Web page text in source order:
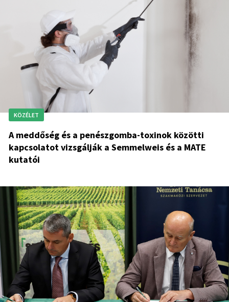
KÖZÉLET
A meddőség és a penészgomba-toxinok közötti
kapcsolatot vizsgálják a Semmelweis és a MATE
kutatói